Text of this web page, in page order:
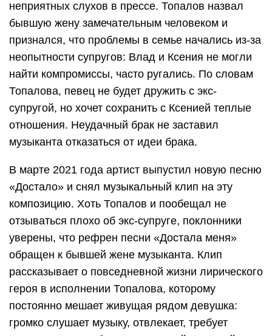
неприятных слухов в прессе. Топалов назвал
бывшую жену замечательным человеком и
признался, что проблемы в семье начались из-за
неопытности супругов: Влад и Ксения не могли
найти компромиссы, часто ругались. По словам
Топалова, певец не будет дружить с экс-
супругой, но хочет сохранить с Ксенией теплые
отношения. Неудачный брак не заставил
музыканта отказаться от идеи брака.
В марте 2021 года артист выпустил новую песню
«Достало» и снял музыкальный клип на эту
композицию. Хоть Топалов и пообещал не
отзываться плохо об экс-супруге, поклонники
уверены, что рефрен песни «Достала меня»
обращен к бывшей жене музыканта. Клип
рассказывает о повседневной жизни лирического
героя в исполнении Топалова, которому
постоянно мешает живущая рядом девушка:
громко слушает музыку, отвлекает, требует